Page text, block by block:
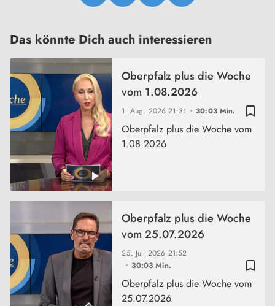
Das könnte Dich auch interessieren
bookmark_border
1. Aug. 202621:31 30:03 Min.
Oberpfalz plus die Woche
vom 1.08.2026
Oberpfalz plus die Woche vom
1.08.2026
bookmark_border
25. Juli 2026 21:52
30:03 Min.
Oberpfalz plus die Woche
vom 25.07.2026
Oberpfalz plus die Woche vom
25.07.2026